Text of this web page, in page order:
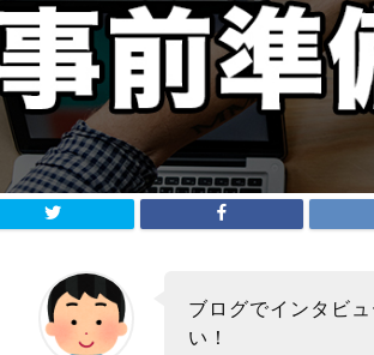
ブログでインタビ
い！